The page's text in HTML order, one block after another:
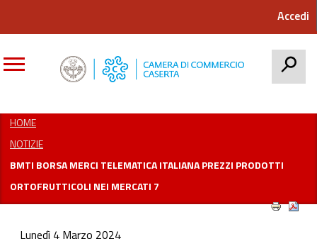
Accedi
HOME
NOTIZIE
BMTI BORSA MERCI TELEMATICA ITALIANA PREZZI PRODOTTI
ORTOFRUTTICOLI NEI MERCATI 7
Lunedì 4 Marzo 2024